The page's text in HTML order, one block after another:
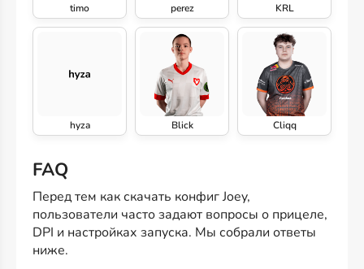
timo perez KRL
hyza Blick Cliqq
FAQ
Перед тем как скачать конфиг Joey,
пользователи часто задают вопросы о прицеле,
DPI и настройках запуска. Мы собрали ответы
ниже.